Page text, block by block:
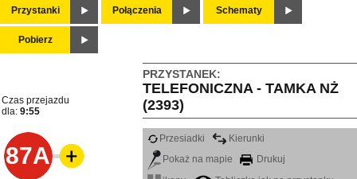
Przystanki Połączenia Schematy
Pobierz
PRZYSTANEK:
TELEFONICZNA - TAMKA NŻ
(2393)
Czas przejazdu
dla: 9:55
87A
Przesiadki
Kierunki
Pokaż na mapie
Drukuj